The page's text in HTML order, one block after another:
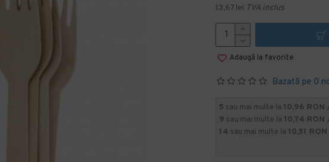
Bazată pe 0
13,67 lei TVA inclus
Adaugă la favorite
5 sau mai multe la 10,96 RON
9 sau mai multe la 10,74 RON
14 sau mai multe la 10,51